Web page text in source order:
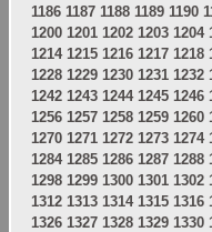
1186 1187 1188 1189 1190
1200 1201 1202 1203 1204
1214 1215 1216 1217 1218
1228 1229 1230 1231 1232
1242 1243 1244 1245 1246
1256 1257 1258 1259 1260
1270 1271 1272 1273 1274
1284 1285 1286 1287 1288
1298 1299 1300 1301 1302
1312 1313 1314 1315 1316
1326 1327 1328 1329 1330